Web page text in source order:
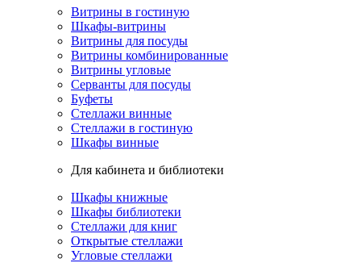
Витрины в гостиную
Шкафы-витрины
Витрины для посуды
Витрины комбинированные
Витрины угловые
Серванты для посуды
Буфеты
Стеллажи винные
Стеллажи в гостиную
Шкафы винные
Для кабинета и библиотеки
Шкафы книжные
Шкафы библиотеки
Стеллажи для книг
Открытые стеллажи
Угловые стеллажи